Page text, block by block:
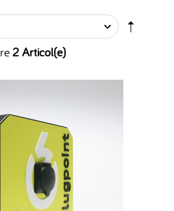
2 Articol(e)